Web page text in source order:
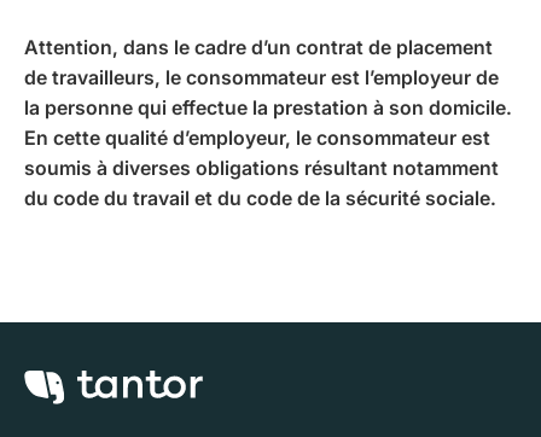
Attention, dans le cadre d’un contrat de placement
de travailleurs, le consommateur est l’employeur de
la personne qui effectue la prestation à son domicile.
En cette qualité d’employeur, le consommateur est
soumis à diverses obligations résultant notamment
du code du travail et du code de la sécurité sociale.